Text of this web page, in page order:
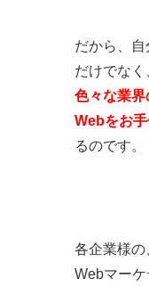
だから、
だけでなく
色々な業
Webをお
るのです。
各企業様の
Webマー